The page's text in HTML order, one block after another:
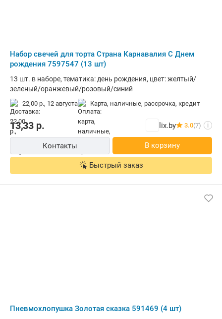
Набор свечей для торта Страна Карнавалия С Днем
рождения 7597547 (13 шт)
13 шт. в наборе, тематика: день рождения, цвет: желтый/
зеленый/оранжевый/розовый/синий
22,00 р., 12 августа карта, наличные, рассрочка, кредит
13,33 р. lix.by 3.0(7) i
Контакты В корзину
Быстрый заказ
Пневмохлопушка Золотая сказка 591469 (4 шт)